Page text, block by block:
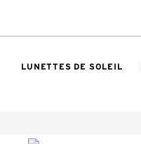
LUNETTES DE SOLEIL